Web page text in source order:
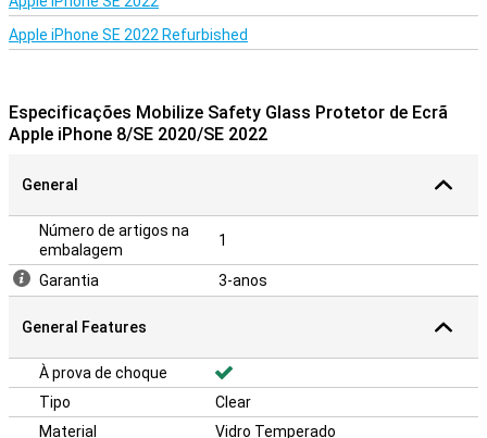
Apple iPhone SE 2022 Refurbished
Especificações Mobilize Safety Glass Protetor de Ecrã
Apple iPhone 8/SE 2020/SE 2022
General
Número de artigos na
embalagem
1
Garantia 3-anos
General Features
À prova de choque
Tipo
Clear
Material
Vidro Temperado